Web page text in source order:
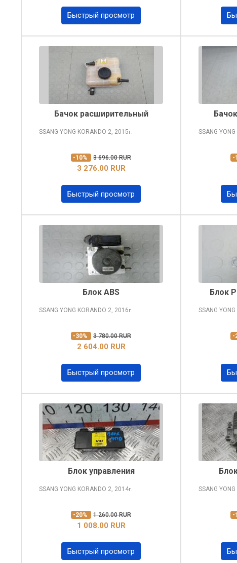
Быстрый просмотр
Бачок расширительный
SSANG YONG KORANDO 2, 2015г.
-10% 3 696.00 RUR
3 276.00 RUR
Быстрый просмотр
SSANG
-
Блок ABS
SSANG YONG KORANDO 2, 2016г.
-30% 3 780.00 RUR
2 604.00 RUR
Быстрый просмотр
Блок
SSANG
-
Блок управления
SSANG YONG KORANDO 2, 2014г.
-20% 1 260.00 RUR
1 008.00 RUR
Быстрый просмотр
SSANG
-